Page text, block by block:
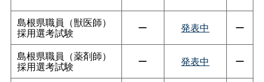
島根県職員（獣医師）
採用選考試験 ー 発表中 ー
島根県職員（薬剤師）
採用選考試験 ー 発表中 ー